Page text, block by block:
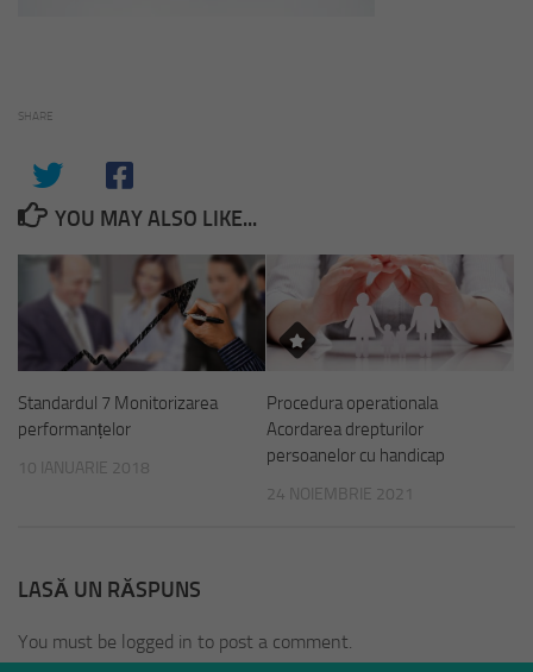
SHARE
YOU MAY ALSO LIKE...
Standardul 7 Monitorizarea
performanțelor
10 IANUARIE 2018
Procedura operationala
Acordarea drepturilor
persoanelor cu handicap
24 NOIEMBRIE 2021
LASĂ UN RĂSPUNS
You must be logged in to post a comment.